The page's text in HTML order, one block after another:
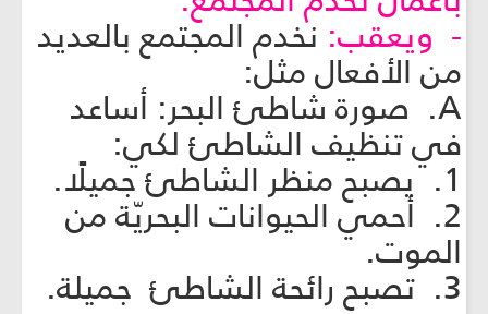
- ويعقب: نخدم المجتمع بالعديد
من الأفعال مثل:
A. صورة شاطئ البحر: أساعد
في تنظيف الشاطئ لكي:
1. يصبح منظر الشاطئ جميلًا.
2. أحمي الحيوانات البحريّة من
الموت.
3. تصبح رائحة الشاطئ جميلة.